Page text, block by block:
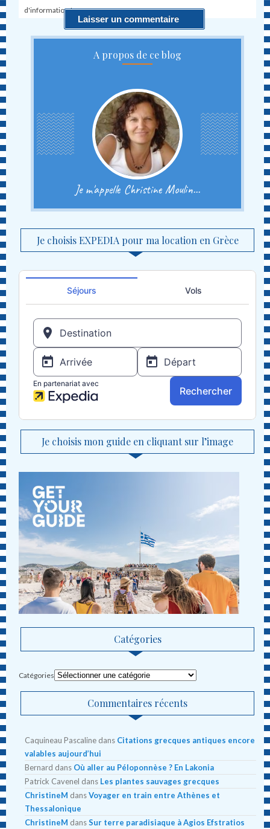
d'information !
A propos de ce blog
Je m'appelle Christine Moulin...
Je choisis EXPEDIA pour ma location en Grèce
Je choisis mon guide en cliquant sur l’image
Catégories
Catégories
Commentaires récents
Caquineau Pascaline dans Citations grecques antiques encore
valables aujourd’hui
Bernard dans Où aller au Péloponnèse ? En Lakonia
Patrick Cavenel dans Les plantes sauvages grecques
ChristineM dansVoyager en train entre Athènes et
Thessalonique
ChristineM dansSur terre paradisiaque à Agios Efstratios